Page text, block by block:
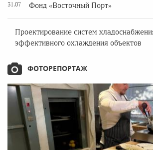
31.07
Фонд «Восточный Порт»
Проектирование систем
эффективного охлаждения объектов
ФОТОРЕПОРТАЖ